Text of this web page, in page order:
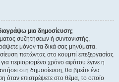
μια δημοσίευση;
συζητήσεων ή συντονιστής,
μόνον τα δικά σας μηνύματα.
πατώντας στο κουμπί επεξεργασίας
περιορισμένο χρόνο αφότου έγινε η
στη δημοσίευση, θα βρείτε ένα
όταν επιστρέψετε στο θέμα, το οποίο